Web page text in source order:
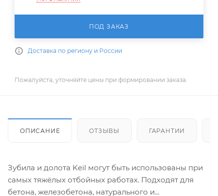
ПОД ЗАКАЗ
Доставка по региону и России
Пожалуйста, уточняйте цены при формировании заказа.
ОПИСАНИЕ ОТЗЫВЫ ГАРАНТИИ
Зубила и долота Keil могут быть использованы при
самых тяжёлых отбойных работах. Подходят для
бетона, железобетона, натурального и